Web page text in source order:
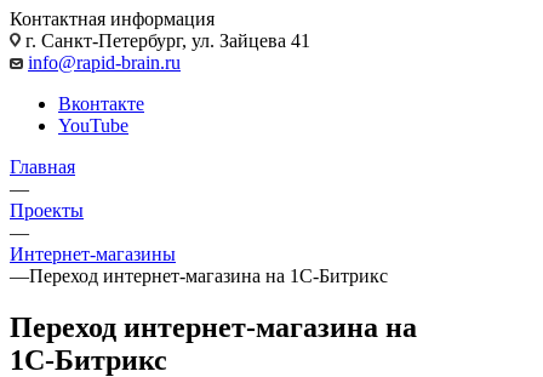
Контактная информация
г. Санкт-Петербург, ул. Зайцева 41
info@rapid-brain.ru
Вконтакте
YouTube
Главная
—
Проекты
—
Интернет-магазины
—Переход интернет‑магазина на 1С‑Битрикс
Переход интернет‑магазина на
1С‑Битрикс